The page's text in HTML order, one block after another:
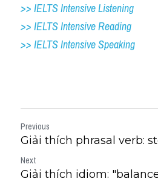
>> IELTS Intensive Listening
>> IELTS Intensive Reading
>> IELTS Intensive Speaking
Previous
Giải thích phrasal verb:
Next
Giải thích idiom: